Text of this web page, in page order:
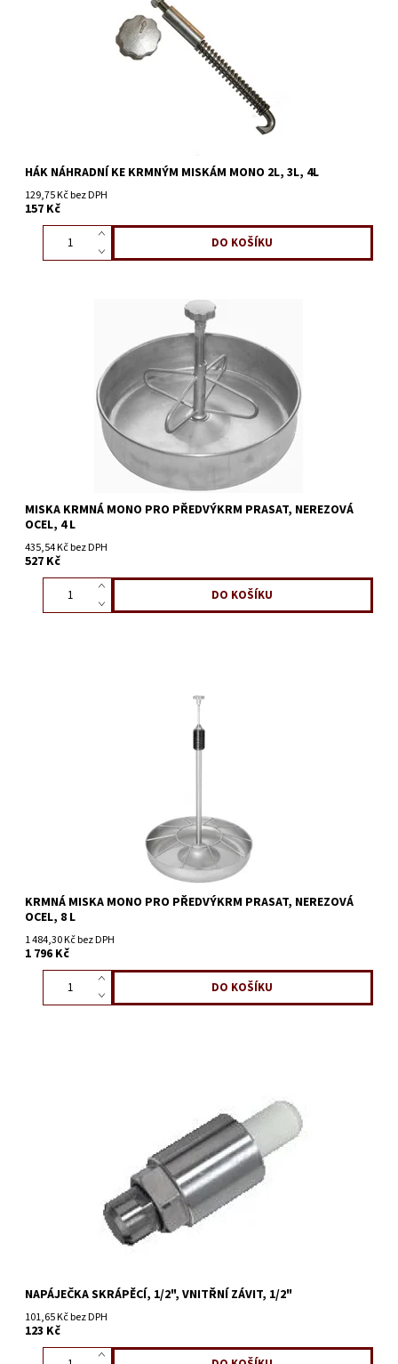
HÁK NÁHRADNÍ KE KRMNÝM MISKÁM MONO 2L, 3L, 4L
129,75 Kč bez DPH
157 Kč
MISKA KRMNÁ MONO PRO PŘEDVÝKRM PRASAT, NEREZOVÁ
OCEL, 4 L
435,54 Kč bez DPH
527 Kč
KRMNÁ MISKA MONO PRO PŘEDVÝKRM PRASAT, NEREZOVÁ
OCEL, 8 L
1 484,30 Kč bez DPH
1 796 Kč
NAPÁJEČKA SKRÁPĚCÍ, 1/2", VNITŘNÍ ZÁVIT, 1/2"
101,65 Kč bez DPH
123 Kč